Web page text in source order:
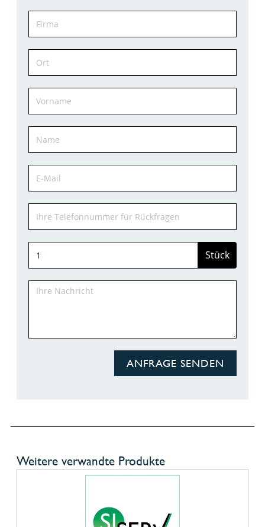
Stück
ANFRAGE SENDEN
Weitere verwandte Produkte